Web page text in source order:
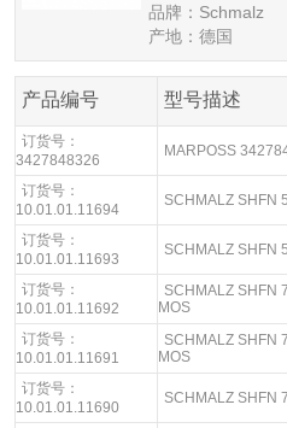
品牌：Schmalz
产地：德国
产品编号 型号描述
订货号：
3427848326
MARPOSS
订货号：
10.01.01.11694
SCHMALZ SHFN
订货号：
10.01.01.11693
SCHMALZ SHFN
订货号：
10.01.01.11692
SCHMALZ SHFN
MOS
订货号：
10.01.01.11691
SCHMALZ SHFN
MOS
订货号：
10.01.01.11690
SCHMALZ SHFN